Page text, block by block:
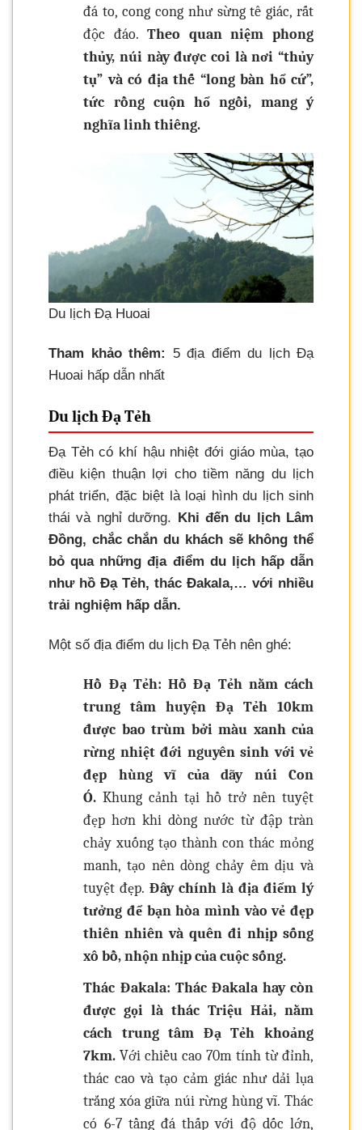
đá to, cong cong như sừng tê giác, rất
độc đáo.Theo quan niệm phong
thủy, núi này được coi là nơi “thủy
tụ” và có địa thế “long bàn hổ cứ”,
tức rồng cuộn hổ ngồi, mang ý
nghĩa linh thiêng.
Du lịch Đạ Huoai
Tham khảo thêm: 5 địa điểm du lịch Đạ
Huoai hấp dẫn nhất
Du lịch Đạ Tẻh
Đạ Tẻh có khí hậu nhiệt đới giáo mùa, tạo
điều kiện thuận lợi cho tiềm năng du lịch
phát triển, đặc biệt là loại hình du lịch sinh
thái và nghỉ dưỡng. Khi đến du lịch Lâm
Đồng, chắc chắn du khách sẽ không thể
bỏ qua những địa điểm du lịch hấp dẫn
như hồ Đạ Tẻh, thác Đakala,… với nhiều
trải nghiệm hấp dẫn.
Một số địa điểm du lịch Đạ Tẻh nên ghé:
Hồ Đạ Tẻh: Hồ Đạ Tẻh nằm cách
trung tâm huyện Đạ Tẻh 10km
được bao trùm bởi màu xanh của
rừng nhiệt đới nguyên sinh với vẻ
đẹp hùng vĩ của dãy núi Con
Ó. Khung cảnh tại hồ trở nên tuyệt
đẹp hơn khi dòng nước từ đập tràn
chảy xuống tạo thành con thác mỏng
manh, tạo nên dòng chảy êm dịu và
tuyệt đẹp. Đây chính là địa điểm lý
tưởng để bạn hòa mình vào vẻ đẹp
thiên nhiên và quên đi nhịp sống
xô bồ, nhộn nhịp của cuộc sống.
Thác Đakala: Thác Đakala hay còn
được gọi là thác Triệu Hải, nằm
cách trung tâm Đạ Tẻh khoảng
7km. Với chiều cao 70m tính từ đỉnh,
thác cao và tạo cảm giác như dải lụa
trắng xóa giữa núi rừng hùng vĩ. Thác
có 6-7 tầng đá thấp với độ dốc lớn,